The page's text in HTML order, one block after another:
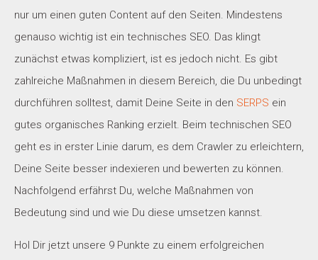
nur um einen guten Content auf den Seiten. Mindestens
genauso wichtig ist ein technisches SEO. Das klingt
zunächst etwas kompliziert, ist es jedoch nicht. Es gibt
zahlreiche Maßnahmen in diesem Bereich, die Du unbedingt
durchführen solltest, damit Deine Seite in den SERPS ein
gutes organisches Ranking erzielt. Beim technischen SEO
geht es in erster Linie darum, es dem Crawler zu erleichtern,
Deine Seite besser indexieren und bewerten zu können.
Nachfolgend erfährst Du, welche Maßnahmen von
Bedeutung sind und wie Du diese umsetzen kannst.
Hol Dir jetzt unsere 9 Punkte zu einem erfolgreichen